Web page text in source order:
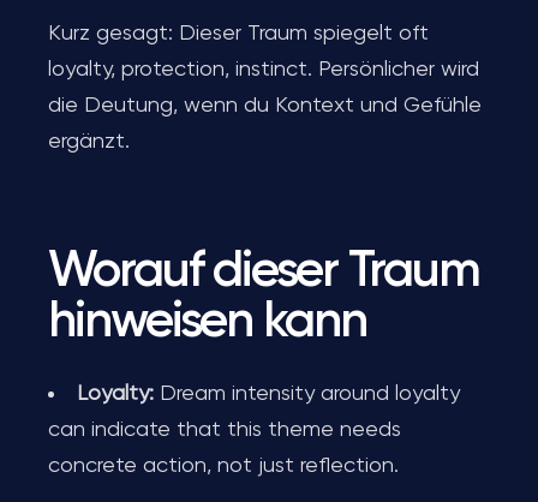
Kurz gesagt: Dieser Traum spiegelt oft
loyalty, protection, instinct. Persönlicher wird
die Deutung, wenn du Kontext und Gefühle
ergänzt.
Worauf dieser Traum
hinweisen kann
Loyalty: Dream intensity around loyalty
can indicate that this theme needs
concrete action, not just reflection.